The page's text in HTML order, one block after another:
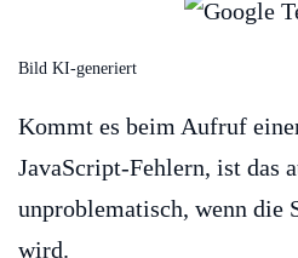
Bild KI-generiert
Kommt es beim Aufruf
JavaScript-Fehlern, ist das
unproblematisch, wenn die
wird.